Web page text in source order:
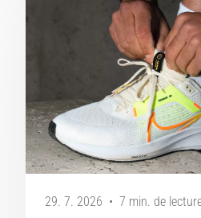
29. 7. 2026 • 7 min. de